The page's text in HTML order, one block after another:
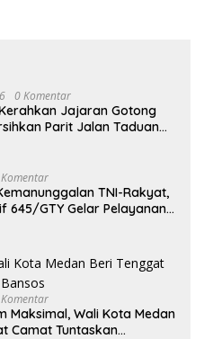
0 Komentar
Jajaran Gotong
Parit Jalan Taduan
TNI-Rakyat,
645/GTY Gelar Pelayanan
Maksimal, Wali Kota Medan
Camat Tuntaskan